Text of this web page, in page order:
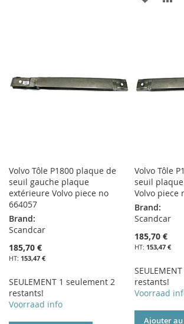
D’ENVIE
Volvo Tôle P1800 plaque de
seuil gauche plaque
extérieure Volvo piece no
664057
Brand:
Scandcar
185,70 €
153,47 €
SEULEMENT 1 seulement 2
restants!
Voorraad info
Volvo Tôle
seuil
Volvo piece
Brand:
Scandcar
185,70 €
153,47 €
restants!
Voorraad
Ajouter